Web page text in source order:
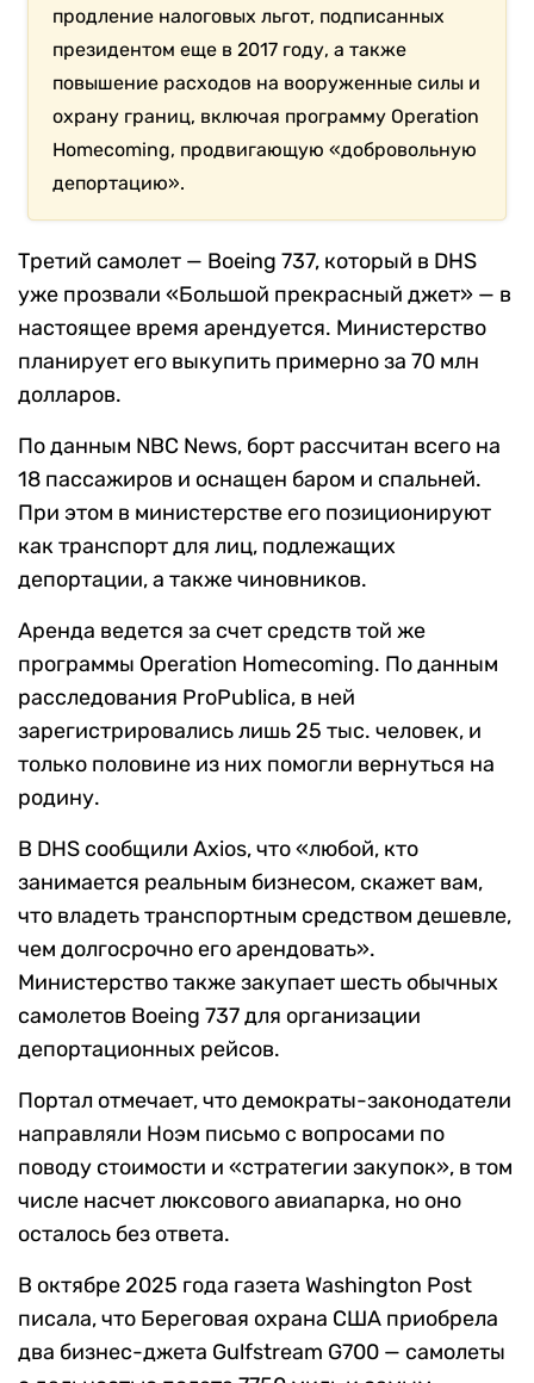
продление налоговых льгот, подписанных
президентом еще в 2017 году, а также
повышение расходов на вооруженные силы и
охрану границ, включая программу Operation
Homecoming, продвигающую «добровольную
депортацию».
Третий самолет — Boeing 737, который в DHS
уже прозвали «Большой прекрасный джет» — в
настоящее время арендуется. Министерство
планирует его выкупить примерно за 70 млн
долларов.
По данным NBC News, борт рассчитан всего на
18 пассажиров и оснащен баром и спальней.
При этом в министерстве его позиционируют
как транспорт для лиц, подлежащих
депортации, а также чиновников.
Аренда ведется за счет средств той же
программы Operation Homecoming. По данным
расследования ProPublica, в ней
зарегистрировались лишь 25 тыс. человек, и
только половине из них помогли вернуться на
родину.
В DHS сообщили Axios, что «любой, кто
занимается реальным бизнесом, скажет вам,
что владеть транспортным средством дешевле,
чем долгосрочно его арендовать».
Министерство также закупает шесть обычных
самолетов Boeing 737 для организации
депортационных рейсов.
Портал отмечает, что демократы-законодатели
направляли Ноэм письмо с вопросами по
поводу стоимости и «стратегии закупок», в том
числе насчет люксового авиапарка, но оно
осталось без ответа.
В октябре 2025 года газета Washington Post
писала, что Береговая охрана США приобрела
два бизнес-джета Gulfstream G700 — самолеты